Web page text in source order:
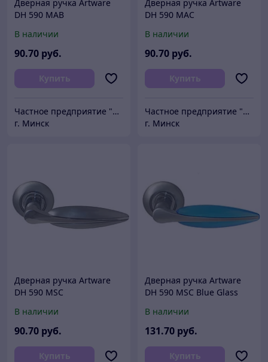
Дверная ручка Artware
DH 590 MAB
В наличии
90.70 руб.
Купить
Частное предприятие "Сибалок"
г. Минск
Дверная ручка Artware
DH 590 MAC
В наличии
90.70 руб.
Купить
Частное предприятие "Сибалок"
г. Минск
Дверная ручка Artware
DH 590 MSC
В наличии
90.70 руб.
Купить
Дверная ручка Artware
DH 590 MSC Blue Glass
В наличии
131.70 руб.
Купить